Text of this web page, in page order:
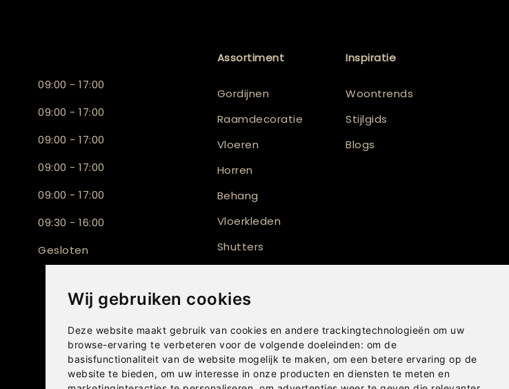
Wij gebruiken cookies
Deze website maakt gebruik van cookies en andere trackingtechnologieën om uw
browse-ervaring te verbeteren voor de volgende doeleinden: om de
basisfunctionaliteit van de website mogelijk te maken, om een betere ervaring op de
website te bieden, om uw interesse in onze producten en diensten te meten en
09:00 - 17:00
09:00 - 17:00
09:00 - 17:00
09:00 - 17:00
09:00 - 17:00
09:30 - 16:00
Gesloten
Assortiment
Gordijnen
Raamdecoratie
Vloeren
Horren
Behang
Vloerkleden
Shutters
Inbetween gordijnen
Wave gordijnen
Gordijnen op maat
Inspiratie
Woontrends
Stijlgids
Blogs